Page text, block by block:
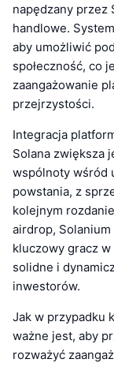
napędzany przez
handlowe.
aby umożliwić
społeczność, co
zaangażowanie
przejrzystości.
Integracja
Solana zwiększa
wspólnoty wśród
powstania, z
kolejnym
airdrop,
kluczowy gracz
solidne i
inwestorów.
Jak w przypadku
ważne jest, aby
rozważyć